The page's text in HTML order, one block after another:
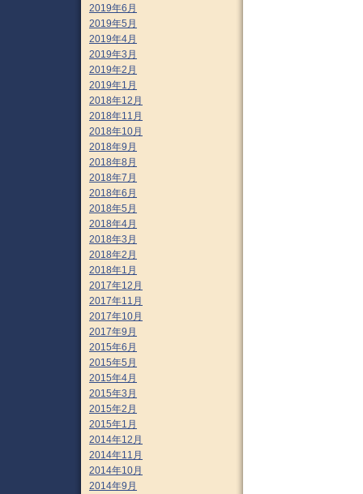
2019年6月
2019年5月
2019年4月
2019年3月
2019年2月
2019年1月
2018年12月
2018年11月
2018年10月
2018年9月
2018年8月
2018年7月
2018年6月
2018年5月
2018年4月
2018年3月
2018年2月
2018年1月
2017年12月
2017年11月
2017年10月
2017年9月
2015年6月
2015年5月
2015年4月
2015年3月
2015年2月
2015年1月
2014年12月
2014年11月
2014年10月
2014年9月